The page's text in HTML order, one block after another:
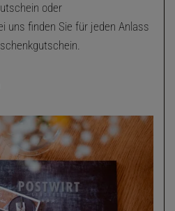
oder
uns finden Sie für jeden Anlass